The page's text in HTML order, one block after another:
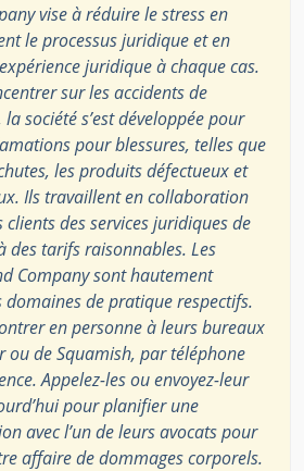
vise à réduire le stress en
le processus juridique et en
juridique à chaque cas.
sur les accidents de
société s’est développée pour
pour blessures, telles que
les produits défectueux et
Ils travaillent en collaboration
des services juridiques de
des tarifs raisonnables. Les
Company sont hautement
de pratique respectifs.
en personne à leurs bureaux
ou de Squamish, par téléphone
Appelez-les ou envoyez-leur
pour planifier une
avec l’un de leurs avocats pour
affaire de dommages corporels.